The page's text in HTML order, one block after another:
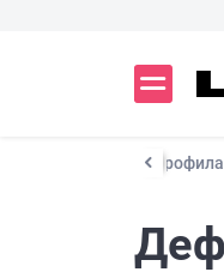
Лекарственные и